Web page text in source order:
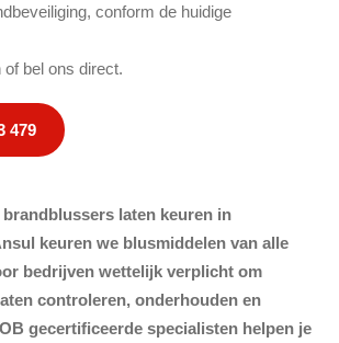
conform de huidige
of bel ons direct.
479
laten keuren in
keuren we blusmiddelen van alle
bedrijven wettelijk verplicht om
controleren, onderhouden en
gecertificeerde specialisten helpen je